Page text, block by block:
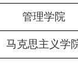
管理学院
马克思主义学